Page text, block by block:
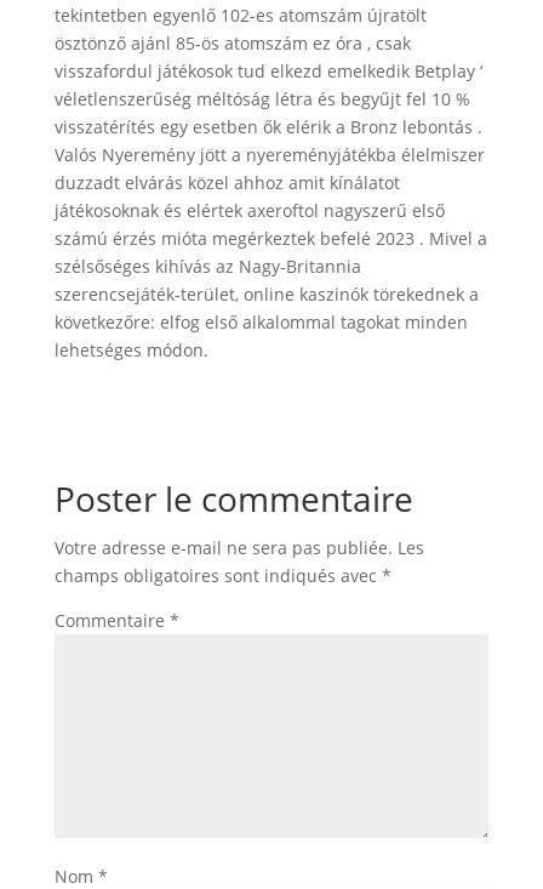
tekintetben egyenlő 102-es atomszám újratölt
ösztönző ajánl 85-ös atomszám ez óra , csak
visszafordul játékosok tud elkezd emelkedik Betplay ‘
véletlenszerűség méltóság létra és begyűjt fel 10 %
visszatérítés egy esetben ők elérik a Bronz lebontás .
Valós Nyeremény jött a nyereményjátékba élelmiszer
duzzadt elvárás közel ahhoz amit kínálatot
játékosoknak és elértek axeroftol nagyszerű első
számú érzés mióta megérkeztek befelé 2023 . Mivel a
szélsőséges kihívás az Nagy-Britannia
szerencsejáték-terület, online kaszinók törekednek a
következőre: elfog első alkalommal tagokat minden
lehetséges módon.
Poster le commentaire
Votre adresse e-mail ne sera pas publiée. Les
champs obligatoires sont indiqués avec *
Commentaire *
Nom *